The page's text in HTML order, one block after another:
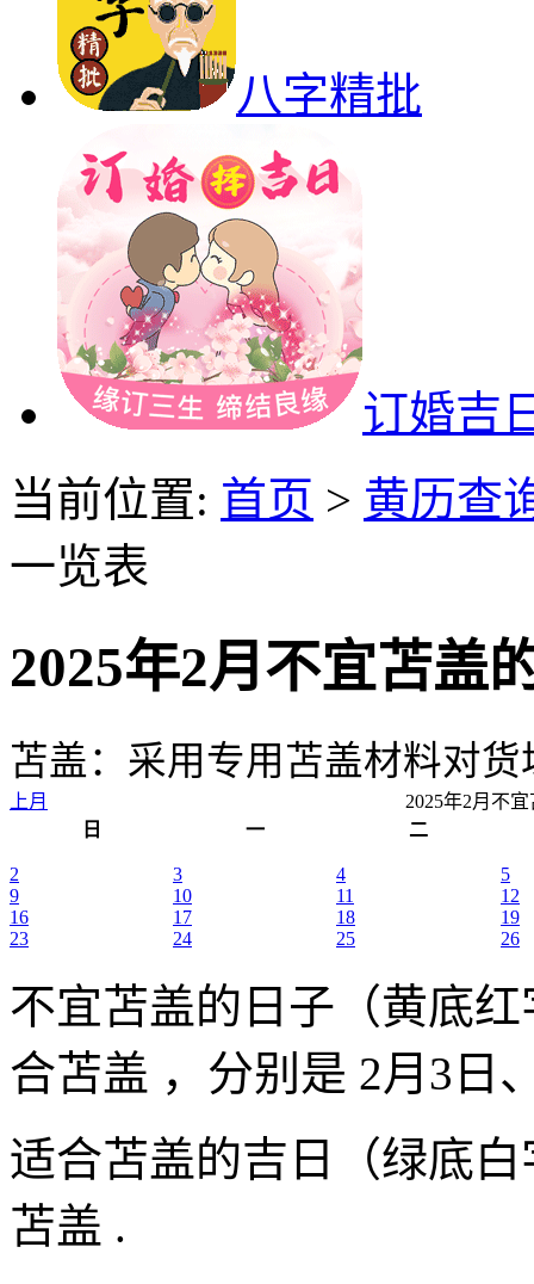
八字精批
订婚吉
当前位置: 首页 > 黄历查
一览表
2025年2月不宜苫盖
苫盖：采用专用苫盖材料对货
上月
2025年2月不
日
一 二
2 3 4
5
9
10 11
12
16
17 18
19
23
24 25 26
不宜苫盖的日子（黄底红
合苫盖 ，分别是 2月3日
适合苫盖的吉日（绿底白
苫盖 .